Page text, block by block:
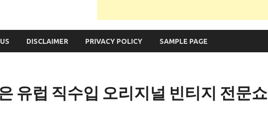
DISCLAIMER PRIVACY POLICY SAMPLE PAGE
유럽 직수입 오리지널 빈티지 전문쇼